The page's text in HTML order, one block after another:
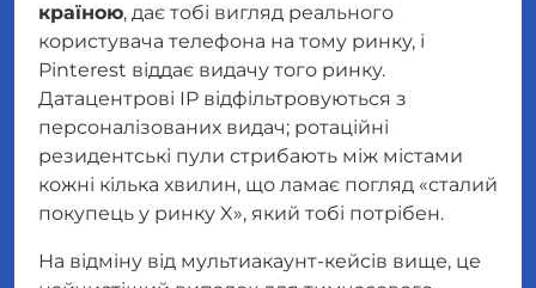
країною, дає тобі вигляд реального
користувача телефона на тому ринку, і
Pinterest віддає видачу того ринку.
Датацентрові IP відфільтровуються з
персоналізованих видач; ротаційні
резидентські пули стрибають між містами
кожні кілька хвилин, що ламає погляд «сталий
покупець у ринку X», який тобі потрібен.
На відміну від мультиакаунт-кейсів вище, це